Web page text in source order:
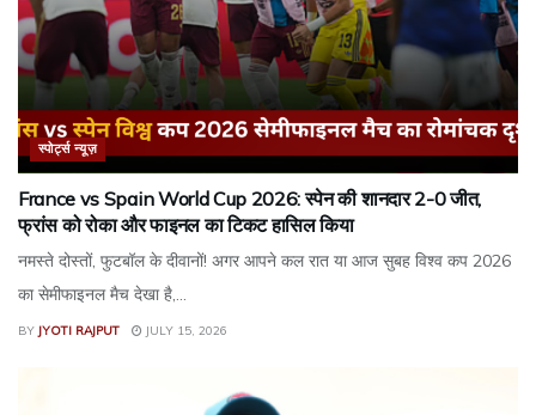
स्पोर्ट्स न्यूज़
France vs Spain World Cup 2026: स्पेन की शानदार 2-0 जीत,
फ्रांस को रोका और फाइनल का टिकट हासिल किया
नमस्ते दोस्तों, फुटबॉल के दीवानों! अगर आपने कल रात या आज सुबह विश्व कप 2026
का सेमीफाइनल मैच देखा है,...
BY JYOTI RAJPUT JULY 15, 2026